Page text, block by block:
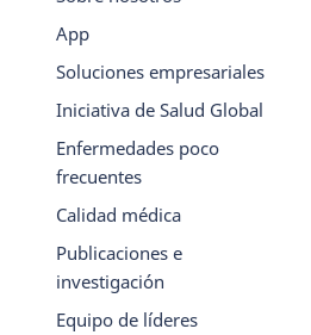
App
Soluciones empresariales
Iniciativa de Salud Global
Enfermedades poco
frecuentes
Calidad médica
Publicaciones e
investigación
Equipo de líderes